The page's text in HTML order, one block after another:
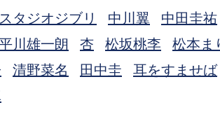
スタジオジブリ 中川翼
中田圭祐
川雄一朗 杏 松坂桃李
松本ま
清野菜名 田中圭
耳をすませば